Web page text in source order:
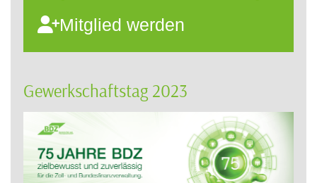
Mitglied werden
Gewerkschaftstag 2023